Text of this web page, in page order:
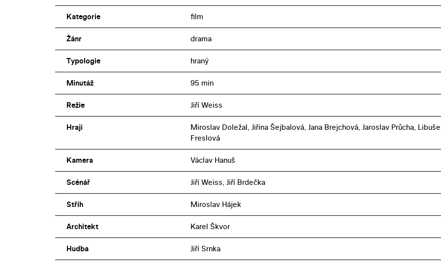
Kategorie film
Žánr drama
Typologie hraný
Minutáž 95 min
Režie Jiří Weiss
Hrají
Miroslav Doležal, Jiřina Šejbalová, Jana Brejchová, Jaroslav Průcha, Libuše
Freslová
Kamera Václav Hanuš
Scénář Jiří Weiss, Jiří Brdečka
Střih Miroslav Hájek
Architekt Karel Škvor
Hudba Jiří Srnka